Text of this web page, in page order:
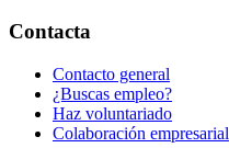
Contacta
Contacto general
¿Buscas empleo?
Haz voluntariado
Colaboración empresarial